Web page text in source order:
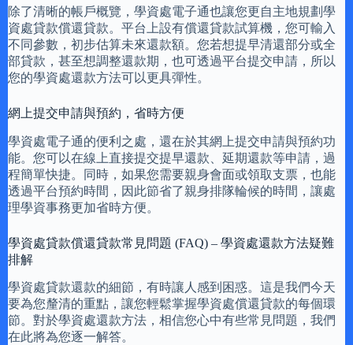
除了清晰的帳戶概覽，學資處電子通也讓您更自主地規劃學
資處貸款償還貸款。平台上設有償還貸款試算機，您可輸入
不同參數，初步估算未來還款額。您若想提早清還部分或全
部貸款，甚至想調整還款期，也可透過平台提交申請，所以
您的學資處還款方法可以更具彈性。
網上提交申請與預約，省時方便
學資處電子通的便利之處，還在於其網上提交申請與預約功
能。您可以在線上直接提交提早還款、延期還款等申請，過
程簡單快捷。同時，如果您需要親身會面或領取支票，也能
透過平台預約時間，因此節省了親身排隊輪候的時間，讓處
理學資事務更加省時方便。
學資處貸款償還貸款常見問題 (FAQ) – 學資處還款方法疑難
排解
學資處貸款還款的細節，有時讓人感到困惑。這是我們今天
要為您釐清的重點，讓您輕鬆掌握學資處償還貸款的每個環
節。對於學資處還款方法，相信您心中有些常見問題，我們
在此將為您逐一解答。